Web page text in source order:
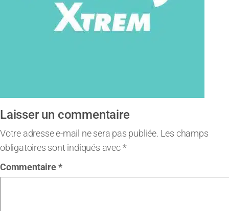
Laisser un commentaire
Votre adresse e-mail ne sera pas publiée. Les champs
obligatoires sont indiqués avec*
Commentaire*